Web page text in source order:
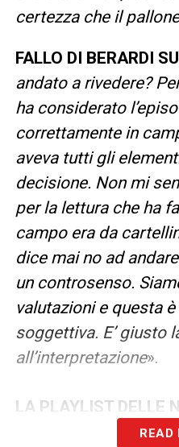
certezza che il
FALLO DI BERARDI
andato a rivedere?
ha considerato
correttamente in
aveva tutti gli
decisione. Non mi
per la lettura che ha
campo era da
dice mai no ad
un controsenso.
valutazioni e questa
soggettiva. E’ giusto
all’interpretazione».
LA PLAYLIST DELLE
READ